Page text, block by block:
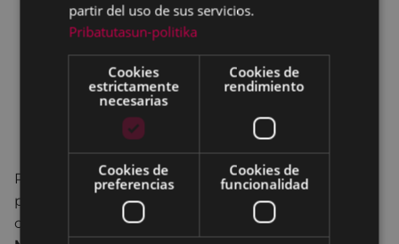
Reuniones mensuales para comentar libros
previamente seleccionados. Estas reuniones están
coordinadas y dinamizadas por
Peru
partir del uso de sus servicios.
Pribatutasun-politika
Cookies
estrictamente
necesarias
Cookies de
rendimiento
Cookies de
preferencias
Cookies de
funcionalidad